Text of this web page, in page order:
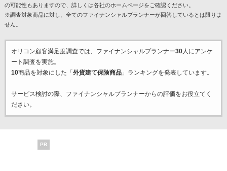
の可能性もありますので、詳しくは各社のホームページをご確認ください。
※調査対象商品に対し、全てのファイナンシャルプランナーが回答しているとは限りま
せん。
オリコン顧客満足度調査では、ファイナンシャルプランナー30人にアンケ
ート調査を実施。
10商品を対象にした「 外貨建て保険商品」ランキングを発表しています。
サービス検討の際、ファイナンシャルプランナーからの評価をお役立てく
ださい。
PR